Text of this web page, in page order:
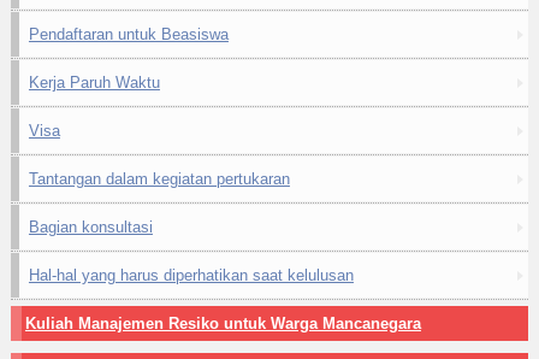
Pendaftaran untuk Beasiswa
Kerja Paruh Waktu
Visa
Tantangan dalam kegiatan pertukaran
Bagian konsultasi
Hal-hal yang harus diperhatikan saat kelulusan
Kuliah Manajemen Resiko untuk Warga Mancanegara